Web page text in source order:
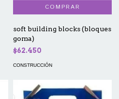
soft building blocks (bloques
goma)
$62.450
CONSTRUCCIÓN